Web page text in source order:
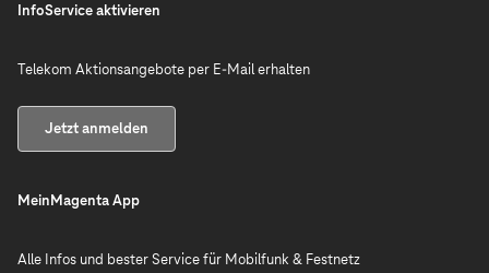
InfoService aktivieren
Telekom Aktionsangebote per E-Mail erhalten
Jetzt anmelden
MeinMagenta App
Alle Infos und bester Service für Mobilfunk & Festnetz